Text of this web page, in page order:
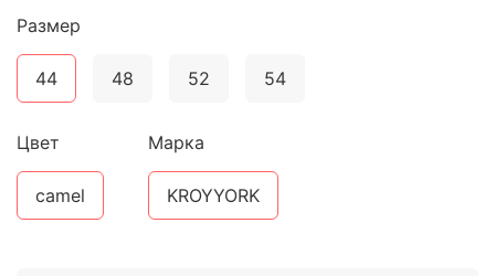
Размер
44 48 52 54
Цвет
camel
Марка
KROYYORK